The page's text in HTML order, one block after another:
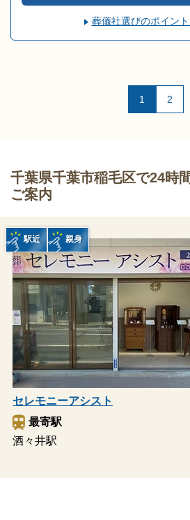
葬儀社選びのポイン
1 2
千葉県千葉市稲毛区で24時
ご案内
セレモニーアシスト
最寄駅
酒々井駅
駅近 親身